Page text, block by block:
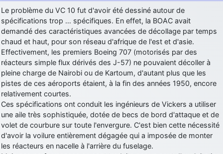
Le problème du VC 10 fut d'avoir été dessiné autour de
spécifications trop … spécifiques. En effet, la BOAC avait
demandé des caractéristiques avancées de décollage par temps
chaud et haut, pour son réseau d'afrique de l'est et d'asie.
Effectivement, les premiers Boeing 707 (motorisés par des
réacteurs simple flux dérivés des J-57) ne pouvaient décoller à
pleine charge de Nairobi ou de Kartoum, d'autant plus que les
pistes de ces aéroports étaient, à la fin des années 1950, encore
relativement courtes.
Ces spécifications ont conduit les ingénieurs de Vickers a utiliser
une aile très sophistiquée, dotée de becs de bord d'attaque et de
volet de courbure sur toute l'envergure. C'est bien cette nécessité
d'avoir la voilure entièrement dégagée qui a imposée de monter
les réacteurs en nacelle à l'arrière du fuselage.